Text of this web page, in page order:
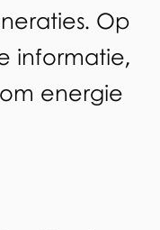
Op
informatie,
energie